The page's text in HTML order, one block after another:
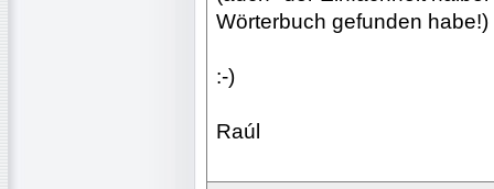
Wörterbuch gefunden habe!)
:-)
Raúl